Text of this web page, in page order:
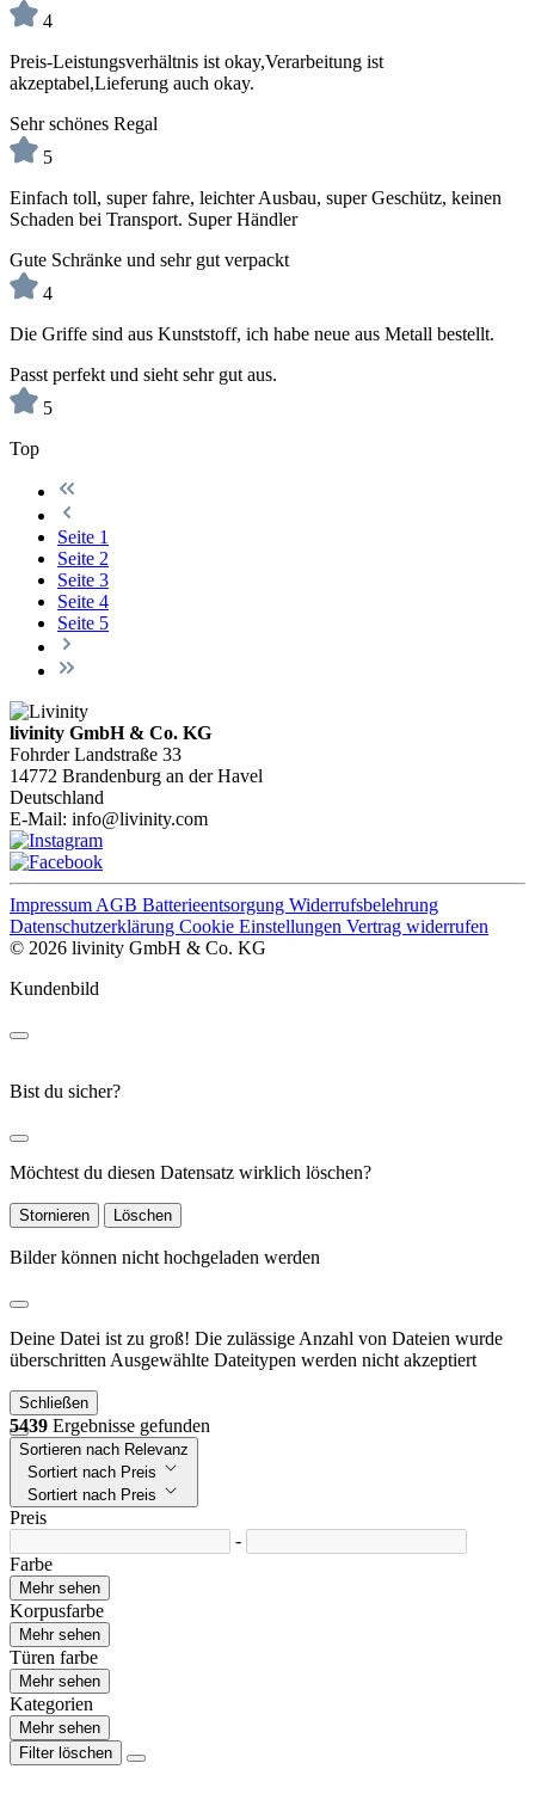
4
Preis-Leistungsverhältnis ist okay,Verarbeitung ist
akzeptabel,Lieferung auch okay.
Sehr schönes Regal
5
Einfach toll, super fahre, leichter Ausbau, super Geschütz, keinen
Schaden bei Transport. Super Händler
Gute Schränke und sehr gut verpackt
4
Die Griffe sind aus Kunststoff, ich habe neue aus Metall bestellt.
Passt perfekt und sieht sehr gut aus.
5
Top
Seite 1
Seite 2
Seite 3
Seite 4
Seite 5
livinity GmbH & Co. KG
Fohrder Landstraße 33
14772 Brandenburg an der Havel
Deutschland
E-Mail: info@livinity.com
Impressum AGB Batterieentsorgung Widerrufsbelehrung
Datenschutzerklärung Cookie Einstellungen Vertrag widerrufen
© 2026 livinity GmbH & Co. KG
Kundenbild
Bist du sicher?
Möchtest du diesen Datensatz wirklich löschen?
Stornieren Löschen
Bilder können nicht hochgeladen werden
Deine Datei ist zu groß! Die zulässige Anzahl von Dateien wurde
überschritten Ausgewählte Dateitypen werden nicht akzeptiert
Schließen
5439 Ergebnisse gefunden
Sortieren nach Relevanz
Sortiert nach Preis
Sortiert nach Preis
Preis
-
Farbe
Mehr sehen
Korpusfarbe
Mehr sehen
Türen farbe
Mehr sehen
Kategorien
Mehr sehen
Filter löschen